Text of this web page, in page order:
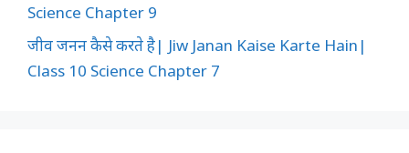
Science Chapter 9
जीव जनन कैसे करते है| Jiw Janan Kaise Karte Hain|
Class 10 Science Chapter 7